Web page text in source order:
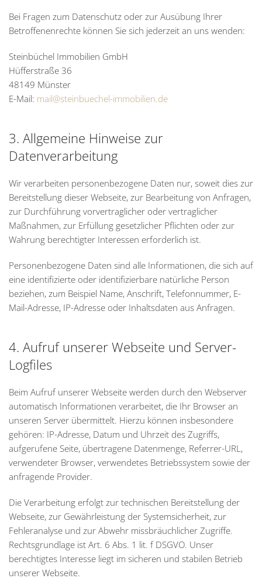
Bei Fragen zum Datenschutz oder zur Ausübung Ihrer
Betroffenenrechte können Sie sich jederzeit an uns wenden:
Steinbüchel Immobilien GmbH
Hüfferstraße 36
48149 Münster
E-Mail: mail@steinbuechel-immobilien.de
3. Allgemeine Hinweise zur
Datenverarbeitung
Wir verarbeiten personenbezogene Daten nur, soweit dies zur
Bereitstellung dieser Webseite, zur Bearbeitung von Anfragen,
zur Durchführung vorvertraglicher oder vertraglicher
Maßnahmen, zur Erfüllung gesetzlicher Pflichten oder zur
Wahrung berechtigter Interessen erforderlich ist.
Personenbezogene Daten sind alle Informationen, die sich auf
eine identifizierte oder identifizierbare natürliche Person
beziehen, zum Beispiel Name, Anschrift, Telefonnummer, E-
Mail-Adresse, IP-Adresse oder Inhaltsdaten aus Anfragen.
4. Aufruf unserer Webseite und Server-
Logfiles
Beim Aufruf unserer Webseite werden durch den Webserver
automatisch Informationen verarbeitet, die Ihr Browser an
unseren Server übermittelt. Hierzu können insbesondere
gehören: IP-Adresse, Datum und Uhrzeit des Zugriffs,
aufgerufene Seite, übertragene Datenmenge, Referrer-URL,
verwendeter Browser, verwendetes Betriebssystem sowie der
anfragende Provider.
Die Verarbeitung erfolgt zur technischen Bereitstellung der
Webseite, zur Gewährleistung der Systemsicherheit, zur
Fehleranalyse und zur Abwehr missbräuchlicher Zugriffe.
Rechtsgrundlage ist Art. 6 Abs. 1 lit. f DSGVO. Unser
berechtigtes Interesse liegt im sicheren und stabilen Betrieb
unserer Webseite.